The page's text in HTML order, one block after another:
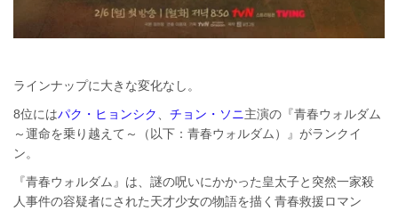
ラインナップに大きな変化なし。
8位にはパク・ヒョンシク チョン・ソニ主演の『青春ウォルダム
～運命を乗り越えて～（以下：青春ウォルダム）』がランクイ
ン。
『青春ウォルダム』は、謎の呪いにかかった皇太子と突然一家殺
人事件の容疑者にされた天才少女の物語を描く青春救援ロマン